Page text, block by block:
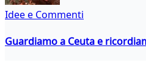
Idee e Commenti
Guardiamo a Ceuta e